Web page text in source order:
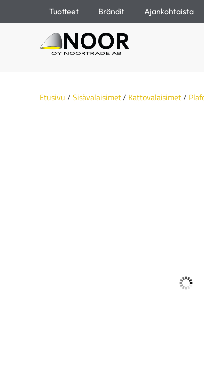
Tuotteet Brändit Ajankohtaista
Etusivu / Sisävalaisimet/ Kattovalaisimet/